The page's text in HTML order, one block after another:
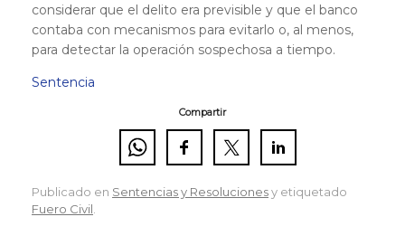
considerar que el delito era previsible y que el banco
contaba con mecanismos para evitarlo o, al menos,
para detectar la operación sospechosa a tiempo.
Sentencia
Compartir
Publicado en Sentencias y Resolucionesy etiquetado
Fuero Civil